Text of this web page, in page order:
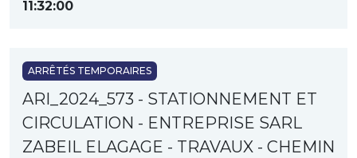
11:32:00
ARRÊTÉS TEMPORAIRES
ARI_2024_573 - STATIONNEMENT ET
CIRCULATION - ENTREPRISE SARL
ZABEIL ELAGAGE - TRAVAUX - CHEMIN